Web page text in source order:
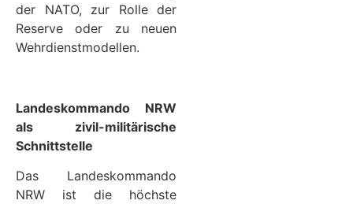
der NATO, zur Rolle der
Reserve oder zu neuen
Wehrdienstmodellen.
Landeskommando NRW
als zivil-militärische
Schnittstelle
Das Landeskommando
NRW ist die höchste